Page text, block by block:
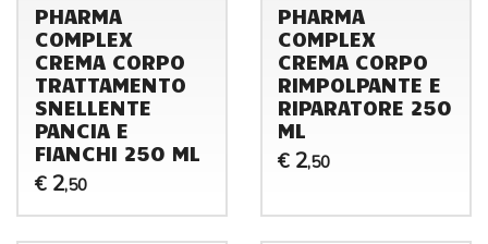
PHARMA
COMPLEX
CREMA CORPO
TRATTAMENTO
SNELLENTE
PANCIA E
FIANCHI 250 ML
€ 2,50
PHARMA
COMPLEX
CREMA CORPO
RIMPOLPANTE E
RIPARATORE 250
ML
€ 2,50